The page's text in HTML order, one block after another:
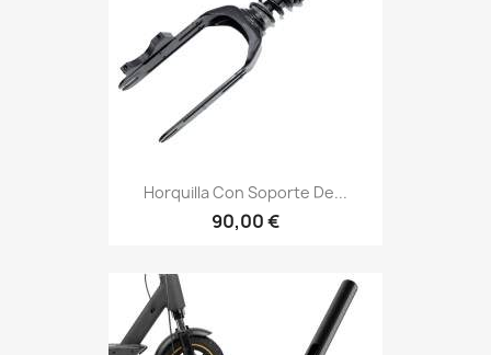
Horquilla Con Soporte De...
90,00 €